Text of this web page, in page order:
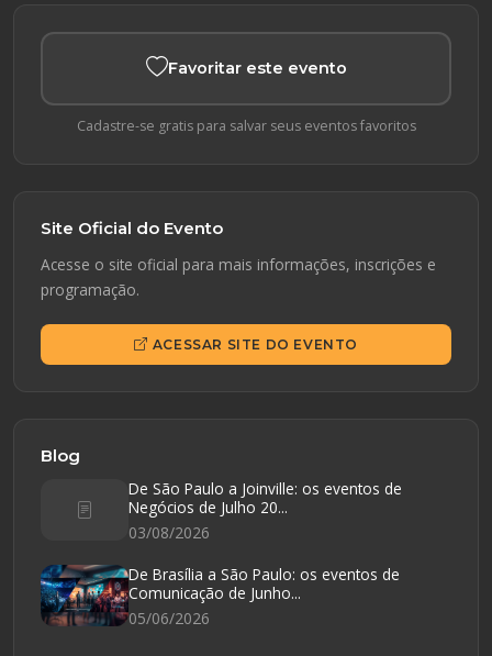
Favoritar este evento
Cadastre-se gratis para salvar seus eventos favoritos
Site Oficial do Evento
Acesse o site oficial para mais informações, inscrições e
programação.
ACESSAR SITE DO EVENTO
Blog
De São Paulo a Joinville: os eventos de
Negócios de Julho 20...
03/08/2026
De Brasília a São Paulo: os eventos de
Comunicação de Junho...
05/06/2026